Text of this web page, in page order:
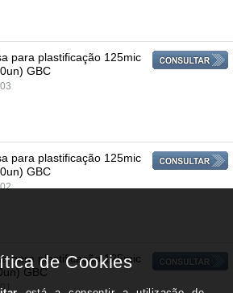
para plastificação 125mic
GBC
para plastificação 125mic
GBC
para plastificação 125mic
GBC